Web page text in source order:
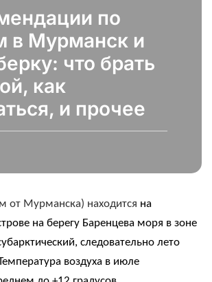
по
в Мурманск и
что брать
как
и прочее
от Мурманска) находится на
на берегу Баренцева моря в зоне
следовательно лето
воздуха в июле